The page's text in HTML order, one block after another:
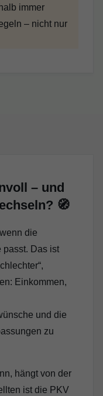
immer
– nicht nur
– und
🧭
die
passt. Das ist
Einkommen,
und die
zu
hängt von der
ist die PKV